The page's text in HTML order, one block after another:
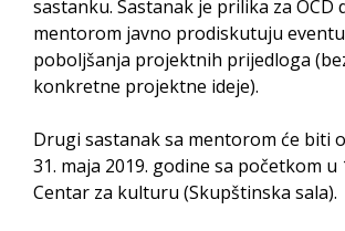
Obrasci zahtjeva za regresirano
dostupni od 13. marta do 15.
Zahtjev za izdavanje PONOSNE
Obavještenje o zabrani
avgusta
Obavještenje za preduzetnika -
sastanku. Sastanak je prilika za OCD
mentorom javno prodiskutuju
poboljšanja projektnih prijedloga
konkretne projektne ideje).
Drugi sastanak sa mentorom će biti
31. maja 2019. godine sa početkom u
Centar za kulturu (Skupštinska sala).